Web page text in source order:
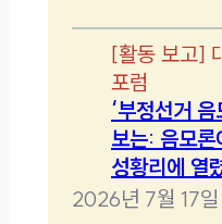
[활동 보고]
포럼
‘부정선거
보는: 음모론
성황리에 열
2026년 7월 17일